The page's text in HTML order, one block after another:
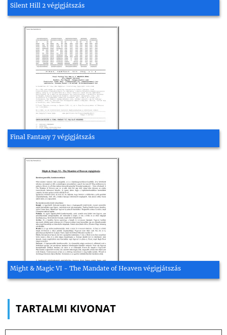
Silent Hill 2 végigjátszás
Final Fantasy 7 végigjátszás
Might & Magic VI - The Mandate of Heaven végigjátszás
TARTALMI KIVONAT